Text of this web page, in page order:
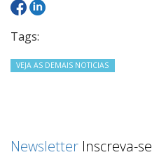
Tags:
VEJA AS DEMAIS NOTICIAS
Newsletter Inscreva-se